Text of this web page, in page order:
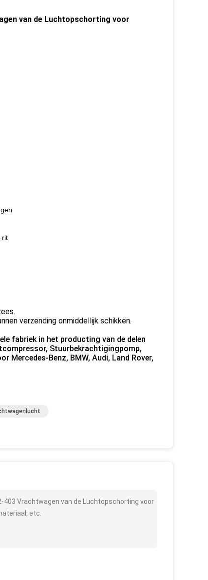
van de Luchtopschorting voor
rit
verzending onmiddellijk schikken.
fabriek in het producting van de delen
Stuurbekrachtigingpomp,
Benz, BMW, Audi, Land Rover,
403 Vrachtwagen van de Luchtopschorting voor
etc.